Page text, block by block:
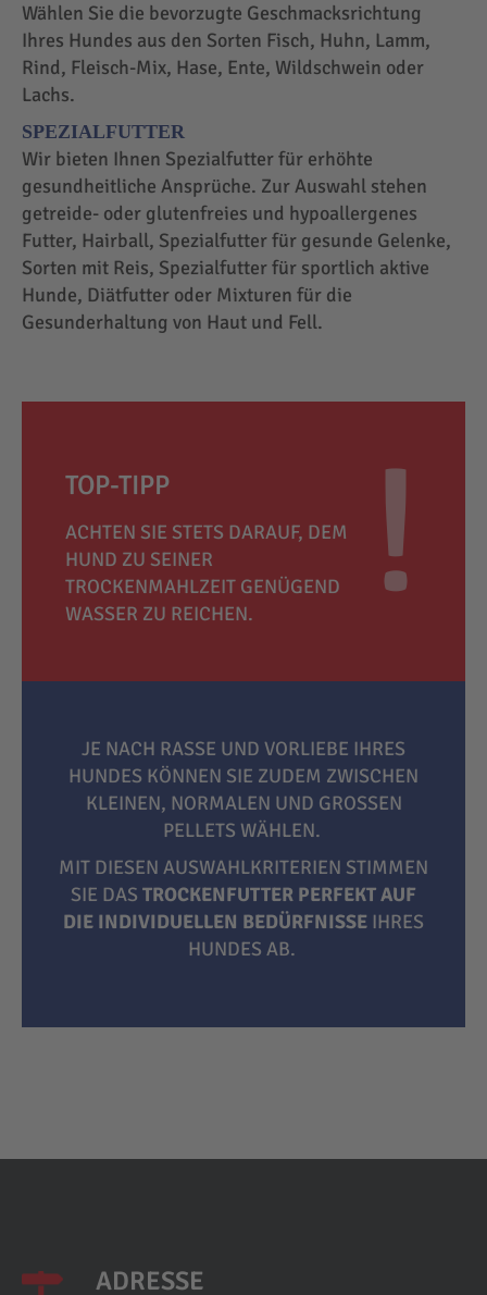
Wählen Sie die bevorzugte Geschmacksrichtung
Ihres Hundes aus den Sorten Fisch, Huhn, Lamm,
Rind, Fleisch-Mix, Hase, Ente, Wildschwein oder
Lachs.
SPEZIALFUTTER
Wir bieten Ihnen Spezialfutter für erhöhte
gesundheitliche Ansprüche. Zur Auswahl stehen
getreide- oder glutenfreies und hypoallergenes
Futter, Hairball, Spezialfutter für gesunde Gelenke,
Sorten mit Reis, Spezialfutter für sportlich aktive
Hunde, Diätfutter oder Mixturen für die
Gesunderhaltung von Haut und Fell.
TOP-TIPP
ACHTEN SIE STETS DARAUF, DEM
HUND ZU SEINER
TROCKENMAHLZEIT GENÜGEND
WASSER ZU REICHEN.
JE NACH RASSE UND VORLIEBE IHRES
HUNDES KÖNNEN SIE ZUDEM ZWISCHEN
KLEINEN, NORMALEN UND GROSSEN P
ELLETS WÄHLEN.
MIT DIESEN AUSWAHLKRITERIEN STIMMEN
SIE DAS TROCKENFUTTER PERFEKT AUF
DIE INDIVIDUELLEN BEDÜRFNISSE IHRES
HUNDES AB.
ADRESSE